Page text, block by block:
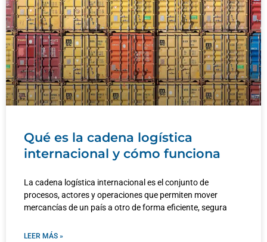
Qué es la cadena logística
internacional y cómo funciona
La cadena logística internacional es el conjunto de
procesos, actores y operaciones que permiten mover
mercancías de un país a otro de forma eficiente, segura
LEER MÁS »